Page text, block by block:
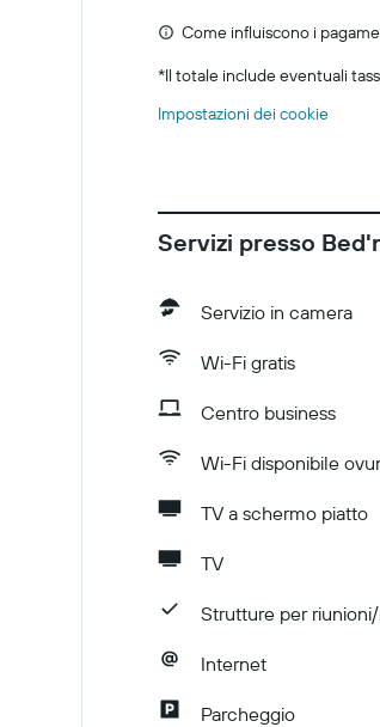
Come influiscono i
*Il totale include eventuali
Impostazioni dei cookie
Servizi presso
Servizio in camera
Wi-Fi gratis
Centro business
Wi-Fi disponibile
TV a schermo piatto
TV
Strutture per
Internet
Parcheggio